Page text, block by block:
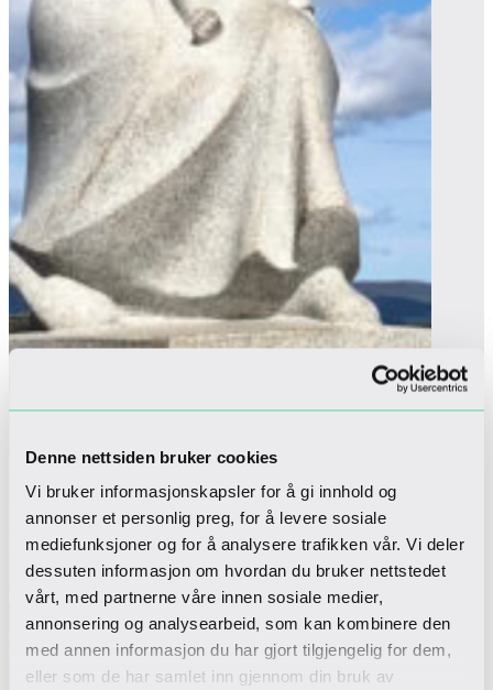
Denne nettsiden bruker cookies
Vi bruker informasjonskapsler for å gi innhold og
annonser et personlig preg, for å levere sosiale
mediefunksjoner og for å analysere trafikken vår. Vi deler
dessuten informasjon om hvordan du bruker nettstedet
vårt, med partnerne våre innen sosiale medier,
annonsering og analysearbeid, som kan kombinere den
med annen informasjon du har gjort tilgjengelig for dem,
eller som de har samlet inn gjennom din bruk av